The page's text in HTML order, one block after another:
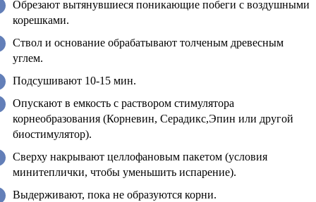
Обрезают вытянувшиеся поникающие побеги с воздушными
корешками.
Ствол и основание обрабатывают толченым древесным
углем.
Подсушивают 10-15 мин.
Опускают в емкость с раствором стимулятора
корнеобразования (Корневин, Серадикс,Эпин или другой
биостимулятор).
Сверху накрывают целлофановым пакетом (условия
минитеплички, чтобы уменьшить испарение).
Выдерживают, пока не образуются корни.